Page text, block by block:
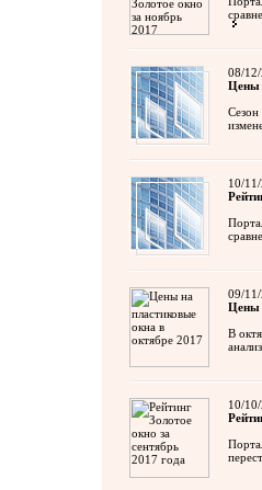
08/
Цены
10/
09/
Цены
В
10/